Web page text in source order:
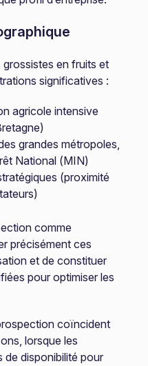
en fruits et
significatives :
agricole intensive
grandes métropoles,
National (MIN)
(proximité
comme
précisément ces
et de constituer
pour optimiser les
coïncident
lorsque les
de disponibilité pour